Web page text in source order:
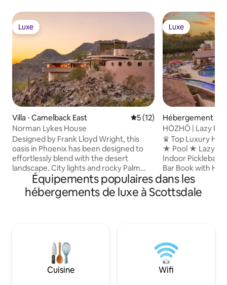
Luxe
Luxe
Villa ⋅ Camelback East Évaluation moyenne sur la
5 (12)
Norman Lykes House
Designed by Frank Lloyd Wright, this
oasis in Phoenix has been designed to
effortlessly blend with the desert
landscape. City lights and rocky Palm
Canyon stun beyond curved windows as
each spacious room flows into the next.
Philippine mahogany, Italian rose marble,
Retreats. All rights reserved. BEDROOM
& BATHROOM • Bedroom 1 - Primary:
Queen size bed, Ensuite bathroom •
Bedroom 2: King size bed, Ensuite
Luxe
Luxe
Hébergement ⋅
HÓZHÓ | Lazy
Pickleball
♛ Top Luxury
★ Pool ★ Lazy
Indoor Pickleball
Bar Book with HÓZHÓ Scottsdale and
experience the
always included
surprises. We
can help with
times,
more!
Équipements populaires dans les
hébergements de luxe à Scottsdale
Cuisine Wifi